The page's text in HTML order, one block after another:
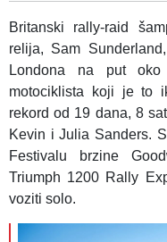
Britanski rally-raid
relija, Sam
Londona na put
motociklista koji je to
rekord od 19 dana, 8
Kevin i Julia Sanders.
Festivalu brzine
Triumph 1200 Rally
voziti solo.